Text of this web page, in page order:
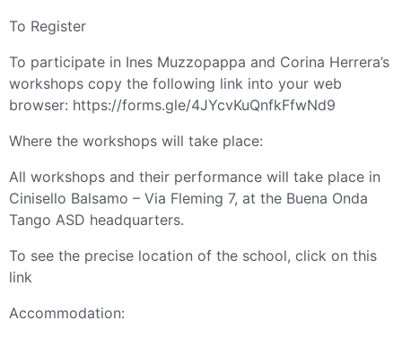
To Register
To participate in Ines Muzzopappa and Corina Herrera’s
workshops copy the following link into your web
browser: https://forms.gle/4JYcvKuQnfkFfwNd9
Where the workshops will take place:
All workshops and their performance will take place in
Cinisello Balsamo – Via Fleming 7, at the Buena Onda
Tango ASD headquarters.
To see the precise location of the school, click on this
link
Accommodation: